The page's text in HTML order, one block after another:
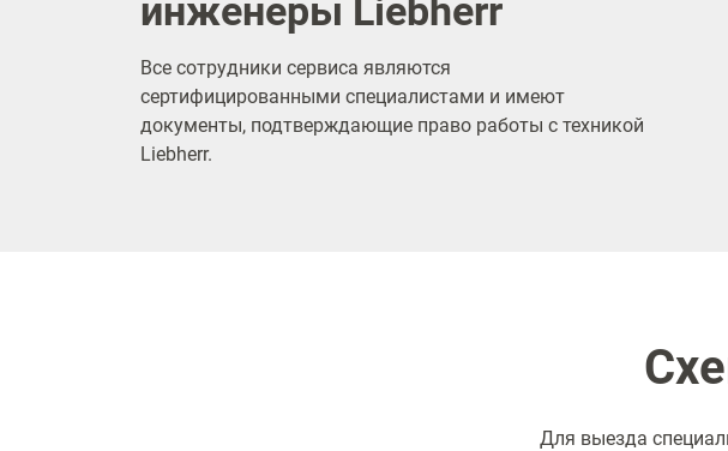
инженеры Liebherr
Все сотрудники сервиса являются
сертифицированными специалистами и имеют
документы, подтверждающие право работы с техникой
Liebherr.
Для выезда